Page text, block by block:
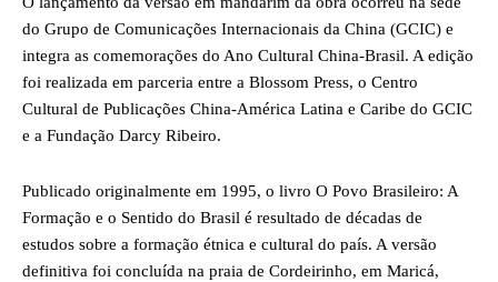
do Grupo de Comunicações Internacionais da China (GCIC) e
integra as comemorações do Ano Cultural China-Brasil. A edição
foi realizada em parceria entre a Blossom Press, o Centro
Cultural de Publicações China-América Latina e Caribe do GCIC
e a Fundação Darcy Ribeiro.
Publicado originalmente em 1995, o livro O Povo Brasileiro: A
Formação e o Sentido do Brasil é resultado de décadas de
estudos sobre a formação étnica e cultural do país. A versão
definitiva foi concluída na praia de Cordeirinho, em Maricá,